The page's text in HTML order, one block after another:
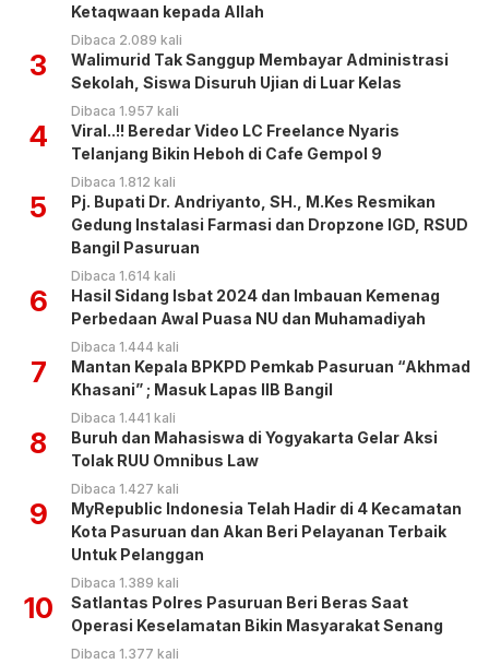
Ketaqwaan kepada Allah
Dibaca 2.089 kali
3
Walimurid Tak Sanggup Membayar Administrasi
Sekolah, Siswa Disuruh Ujian di Luar Kelas
Dibaca 1.957 kali
4
Viral..!! Beredar Video LC Freelance Nyaris
Telanjang Bikin Heboh di Cafe Gempol 9
Dibaca 1.812 kali
5
Pj. Bupati Dr. Andriyanto, SH., M.Kes Resmikan
Gedung Instalasi Farmasi dan Dropzone IGD, RSUD
Bangil Pasuruan
Dibaca 1.614 kali
6
Hasil Sidang Isbat 2024 dan Imbauan Kemenag
Perbedaan Awal Puasa NU dan Muhamadiyah
Dibaca 1.444 kali
7
Mantan Kepala BPKPD Pemkab Pasuruan “Akhmad
Khasani” ; Masuk Lapas IIB Bangil
Dibaca 1.441 kali
8
Buruh dan Mahasiswa di Yogyakarta Gelar Aksi
Tolak RUU Omnibus Law
Dibaca 1.427 kali
9
MyRepublic Indonesia Telah Hadir di 4 Kecamatan
Kota Pasuruan dan Akan Beri Pelayanan Terbaik
Untuk Pelanggan
Dibaca 1.389 kali
10
Satlantas Polres Pasuruan Beri Beras Saat
Operasi Keselamatan Bikin Masyarakat Senang
Dibaca 1.377 kali